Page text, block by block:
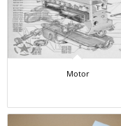
Motor